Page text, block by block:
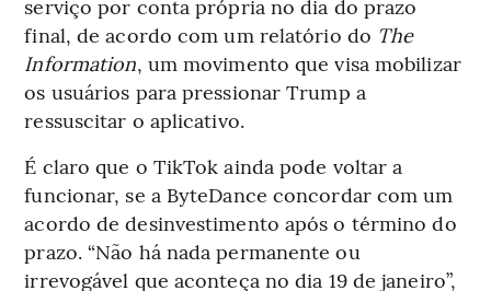
serviço por conta própria no dia do prazo
final, de acordo com um relatório do The
Information, um movimento que visa mobilizar
os usuários para pressionar Trump a
ressuscitar o aplicativo.
É claro que o TikTok ainda pode voltar a
funcionar, se a ByteDance concordar com um
acordo de desinvestimento após o término do
prazo. “Não há nada permanente ou
irrevogável que aconteça no dia 19 de janeiro”,